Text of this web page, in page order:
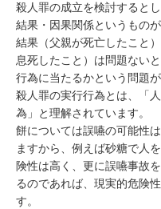
殺人罪の成立を検討すると
結果・因果関係というものが
結果（父親が死亡したこと
息死したこと）は問題ない
行為に当たるかという問題が
殺人罪の実行行為とは、「
為」と理解されています。
餅については誤嚥の可能性
ますから、例えば砂糖で人
険性は高く、更に誤嚥事故
るのであれば、現実的危険
す。